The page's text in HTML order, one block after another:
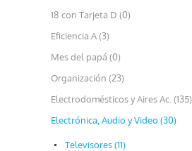
18 con Tarjeta D (0)
Eficiencia A (3)
Mes del papá (0)
Organización (23)
Electrodomésticos y Aires Ac. (135)
Electrónica, Audio y Video (30)
Televisores (11)